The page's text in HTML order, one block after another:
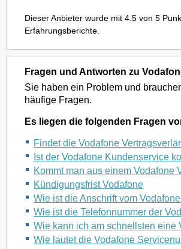
Dieser Anbieter wurde mit 4.5 von 5
Erfahrungsberichte.
Fragen und Antworten zu
Sie haben ein Problem und
häufige Fragen.
Es liegen die folgenden Fragen
Findet die Vodafone
Ist der Vodafone Kundenservice
Kommt man aus einem Vodafone
Kündigungsfrist Vodafone
Wie ist die Anschrift vom
Wie ist die Telefonnummer der
Wie kann ich am schnellsten eine
Wie lautet die Vodafone